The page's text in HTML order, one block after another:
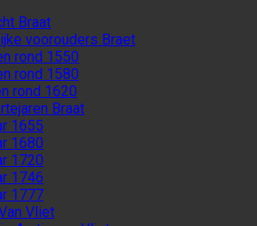
Braat
voorouders Braet
rond 1550
rond 1580
rond 1620
Braat
1655
1680
1720
1746
1777
Vliet